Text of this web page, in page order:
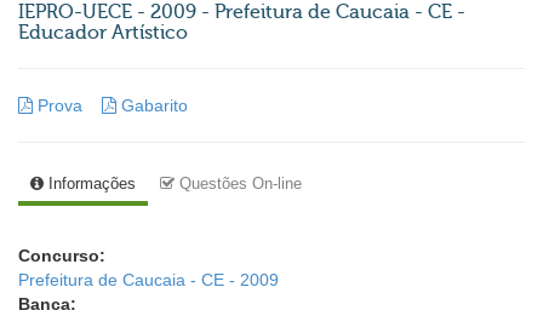
IEPRO-UECE - 2009 - Prefeitura de Caucaia - CE -
Educador Artístico
Prova Gabarito
Informações Questões On-line
Concurso:
Prefeitura de Caucaia - CE - 2009
Banca: